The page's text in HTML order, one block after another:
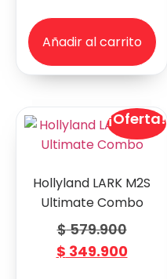
Añadir al carrito
¡Oferta!
Hollyland LARK M2S
Ultimate Combo
$579.900
$ 349.900